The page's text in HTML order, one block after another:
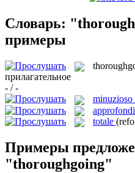
Словарь:
примеры
прилагательное
- / -
minuzioso
totale
Примеры
"thoroughgoing"